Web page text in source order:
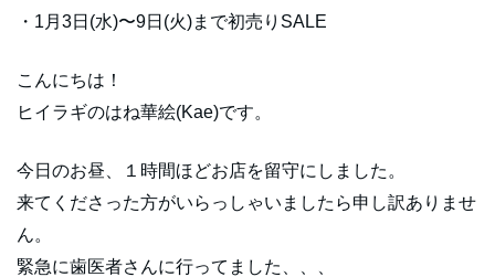
・1月3日(水)〜9日(火)まで初売りSALE
こんにちは！
ヒイラギのはね華絵(Kae)です。
今日のお昼、１時間ほどお店を留守にしました。
来てくださった方がいらっしゃいましたら申し訳ありませ
ん。
緊急に歯医者さんに行ってました、、、